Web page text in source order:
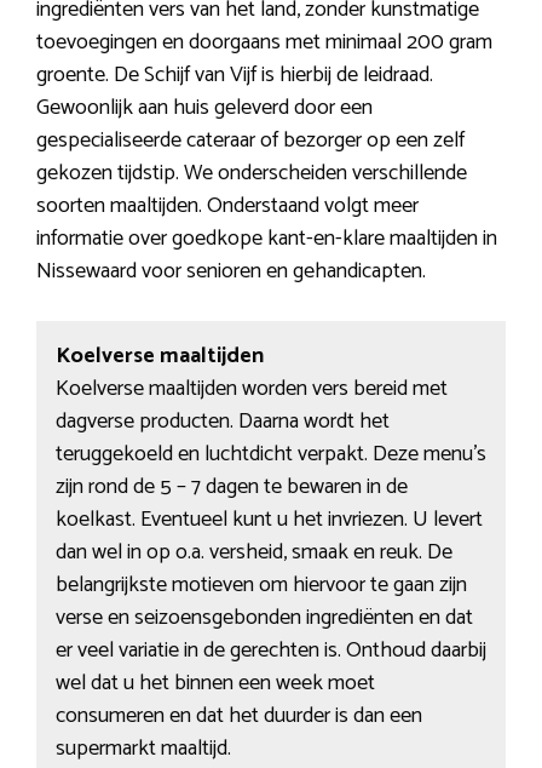
ingrediënten vers van het land, zonder kunstmatige
toevoegingen en doorgaans met minimaal 200 gram
groente. De Schijf van Vijf is hierbij de leidraad.
Gewoonlijk aan huis geleverd door een
gespecialiseerde cateraar of bezorger op een zelf
gekozen tijdstip. We onderscheiden verschillende
soorten maaltijden. Onderstaand volgt meer
informatie over goedkope kant-en-klare maaltijden in
Nissewaard voor senioren en gehandicapten.
Koelverse maaltijden
Koelverse maaltijden worden vers bereid met
dagverse producten. Daarna wordt het
teruggekoeld en luchtdicht verpakt. Deze menu’s
zijn rond de 5 – 7 dagen te bewaren in de
koelkast. Eventueel kunt u het invriezen. U levert
dan wel in op o.a. versheid, smaak en reuk. De
belangrijkste motieven om hiervoor te gaan zijn
verse en seizoensgebonden ingrediënten en dat
er veel variatie in de gerechten is. Onthoud daarbij
wel dat u het binnen een week moet
consumeren en dat het duurder is dan een
supermarkt maaltijd.